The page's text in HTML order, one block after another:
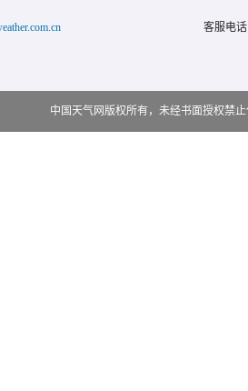
客服电
中国天气网版权所有，未经书面授权